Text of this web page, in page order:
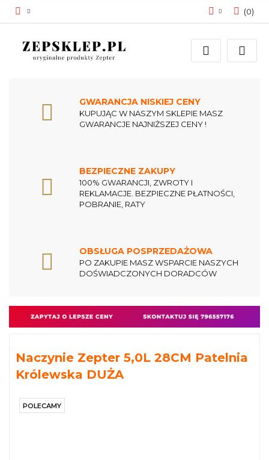
Zaloguj się
Zarejestruj się
(0)
GWARANCJA NISKIEJ CENY
KUPUJĄC W NASZYM SKLEPIE MASZ
GWARANCJE NAJNIŻSZEJ CENY !
BEZPIECZNE ZAKUPY
100% GWARANCJI, ZWROTY I
REKLAMACJE. BEZPIECZNE PŁATNOŚCI,
POBRANIE, RATY
OBSŁUGA POSPRZEDAŻOWA
PO ZAKUPIE MASZ WSPARCIE NASZYCH
DOŚWIADCZONYCH DORADCÓW
Naczynie Zepter 5,0L 28CM Patelnia
Królewska DUŻA
POLECAMY